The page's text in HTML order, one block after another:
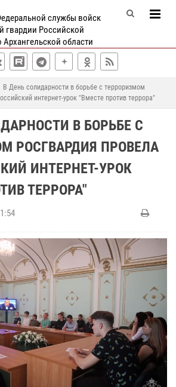
службы войск
гвардии Российской
области
В День солидарности в борьбе с терроризмом
интернет-урок "Вместе против террора"
В БОРЬБЕ С
РОСГВАРДИЯ ПРОВЕЛА
ИНТЕРНЕТ-УРОК
ТЕРРОРА"